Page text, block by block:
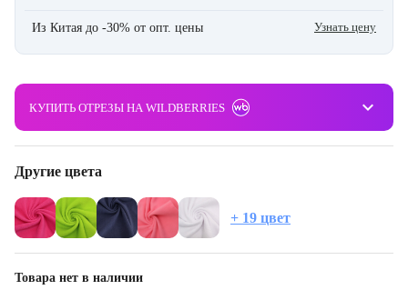
Из Китая до -30% от опт. цены Узнать цену
КУПИТЬ ОТРЕЗЫ НА WILDBERRIES keyboard_arrow_down
Другие цвета
+ 19 цвет
Товара нет в наличии